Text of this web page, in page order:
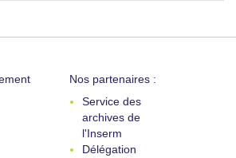
Nos partenaires :
Service des
archives de
l'Inserm
Délégation